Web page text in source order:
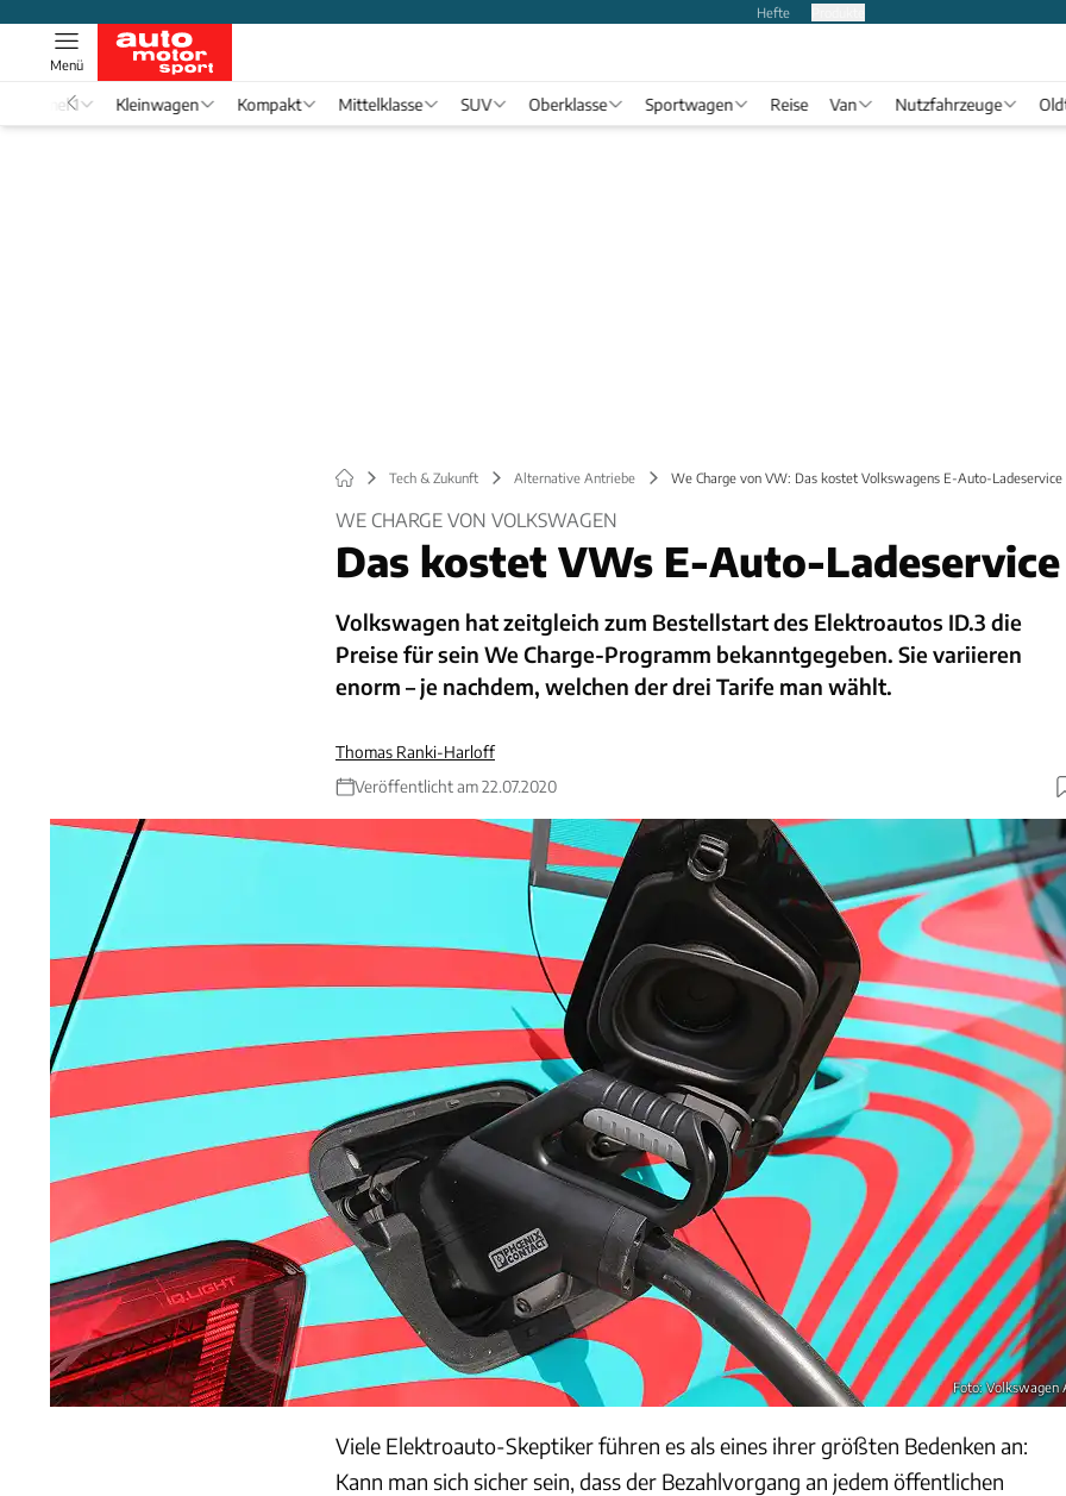
Hefte
Menü
Formel 1 Kleinwagen Kompakt Mittelklasse SUV Oberklasse Sportwagen Reise Van Nutzfahrzeuge
Tech & Zukunft Alternative Antriebe We Charge von VW: Das kostet Volkswagens E-Auto-Ladeservice
WE CHARGE VON VOLKSWAGEN
Das kostet VWs E-Auto-Ladeservice
Volkswagen hat zeitgleich zum Bestellstart des Elektroautos ID.3 die
Preise für sein We Charge-Programm bekanntgegeben. Sie variieren
enorm – je nachdem, welchen der drei Tarife man wählt.
Thomas Ranki-Harloff
Veröffentlicht am 22.07.2020
Foto: Volkswagen
Viele Elektroauto-Skeptiker führen es als eines ihrer größten Bedenken an:
Kann man sich sicher sein, dass der Bezahlvorgang an jedem öffentlichen